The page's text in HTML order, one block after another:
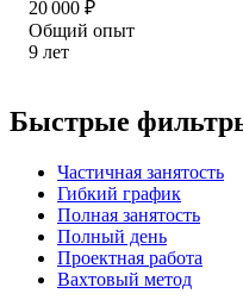
20 000 ₽
Общий опыт
9 лет
Быстрые
Частичная занятость
Гибкий график
Полная занятость
Полный день
Проектная работа
Вахтовый метод